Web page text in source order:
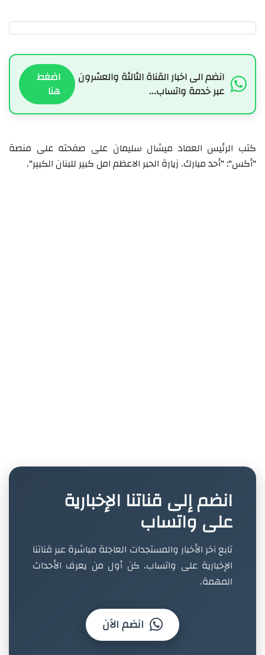
انضم الى اخبار القناة الثالثة والعشرون
عبر خدمة واتساب...
اضغط
هنا
كتب الرئيس العماد ميشال سليمان على صفحته على منصة
"أكس": "أحد مبارك. زيارة الحبر الاعظم امل كبير للبنان الكبير".
انضم إلى قناتنا الإخبارية
على واتساب
تابع آخر الأخبار والمستجدات العاجلة مباشرة عبر قناتنا
الإخبارية على واتساب. كن أول من يعرف الأحداث
المهمة.
انضم الآن